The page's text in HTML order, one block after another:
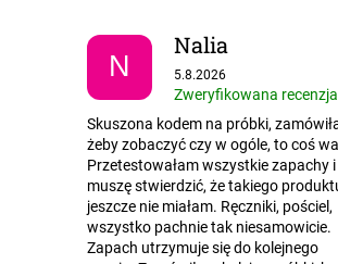
N
Nalia
Ocena sklepu to 5 na 5
5.8.2026
Zweryfikowana recenzja
Skuszona kodem na próbki,
żeby zobaczyć czy w ogóle, to coś
Przetestowałam wszystkie zapachy i
muszę stwierdzić, że takiego
jeszcze nie miałam. Ręczniki, pościel,
wszystko pachnie tak niesamowicie.
Zapach utrzymuje się do kolejnego